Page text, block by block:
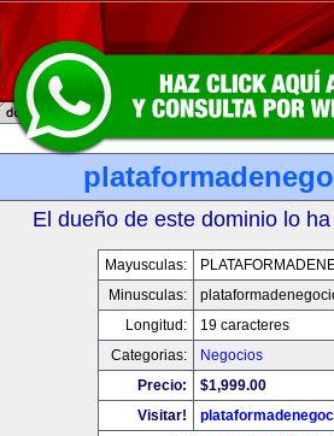
El dueño de este dominio lo
Mayusculas:
Minusculas:
Longitud:
19 caracteres
Categorias:
Negocios
Precio:
$1,999.00
Visitar!